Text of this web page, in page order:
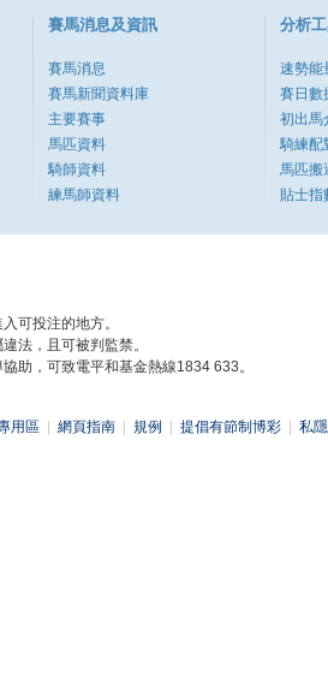
賽馬消息及資訊
賽馬消息
賽馬新聞資料庫
主要賽事
馬匹資料
騎師資料
練馬師資料
分析
速勢能
賽日數
初出馬
騎練配
馬匹搬
貼士指
可投注的地方。
法，且可被判監禁。
助，可致電平和基金熱線1834 633。
用區 網頁指南 規例 提倡有節制博彩 私